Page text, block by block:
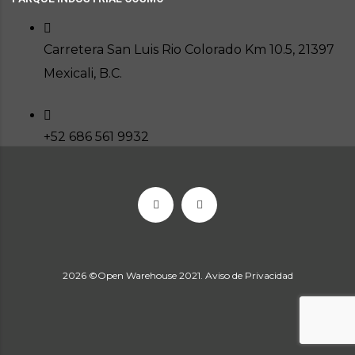
Carretera San Luis Rio Colorado Km 10.5, 21397
Mexicali, B.C.
+52 686 561 9932
2026 ©Open Warehouse 2021. Aviso de Privacidad